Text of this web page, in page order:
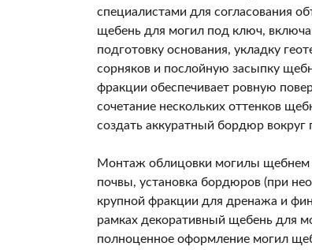
специалистами для согласования
щебень для могил под ключ,
подготовку основания, укладку
сорняков и послойную засыпку
фракции обеспечивает ровную
сочетание нескольких оттенков
создать аккуратный бордюр вокруг
Монтаж облицовки могилы щебнем
почвы, установка бордюров (при
крупной фракции для дренажа и
рамках декоративный щебень для
полноценное оформление могил